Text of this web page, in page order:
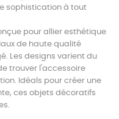
sophistication à tout
pour allier esthétique
de haute qualité
Les designs varient du
trouver l'accessoire
Idéals pour créer une
ces objets décoratifs